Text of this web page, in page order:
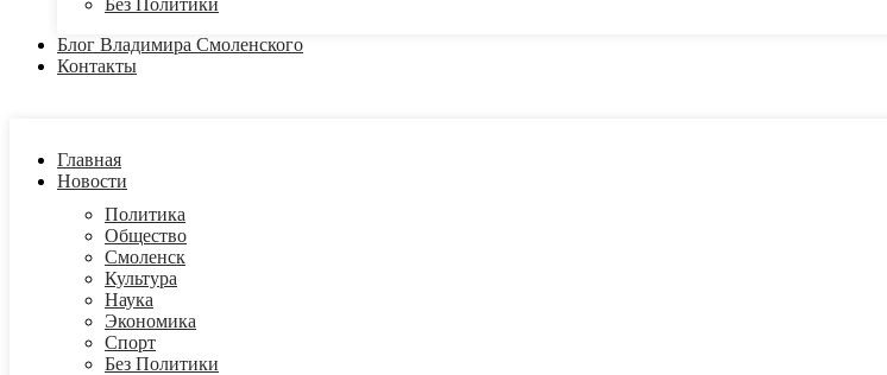
Блог Владимира Смоленского
Контакты
Главная
Новости
Политика
Общество
Смоленск
Культура
Наука
Экономика
Спорт
Без Политики